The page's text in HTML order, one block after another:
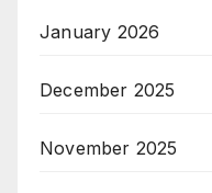
January 2026
December 2025
November 2025